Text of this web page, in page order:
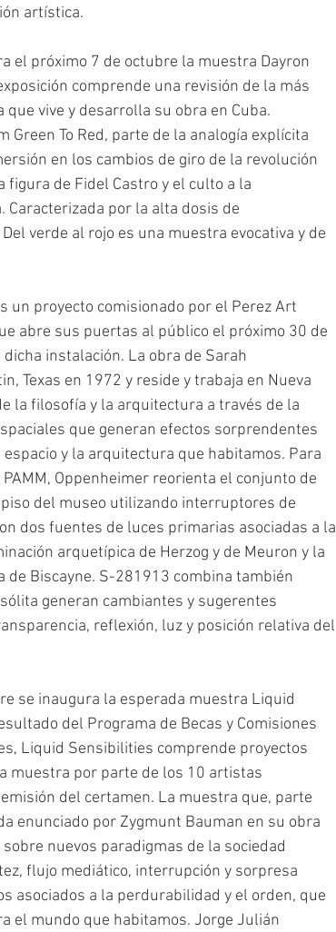
artística.
el próximo 7 de octubre la muestra Dayron
comprende una revisión de la más
vive y desarrolla su obra en Cuba.
Green To Red, parte de la analogía explícita
en los cambios de giro de la revolución
de Fidel Castro y el culto a la
Caracterizada por la alta dosis de
verde al rojo es una muestra evocativa y de
un proyecto comisionado por el Perez Art
abre sus puertas al público el próximo 30 de
instalación. La obra de Sarah
Texas en 1972 y reside y trabaja en Nueva
la filosofía y la arquitectura a través de la
que generan efectos sorprendentes
y la arquitectura que habitamos. Para
Oppenheimer reorienta el conjunto de
del museo utilizando interruptores de
dos fuentes de luces primarias asociadas a la
arquetípica de Herzog y de Meuron y la
de Biscayne. S-281913 combina también
generan cambiantes y sugerentes
reflexión, luz y posición relativa del
se inaugura la esperada muestra Liquid
del Programa de Becas y Comisiones
Liquid Sensibilities comprende proyectos
muestra por parte de los 10 artistas
del certamen. La muestra que, parte
enunciado por Zygmunt Bauman en su obra
nuevos paradigmas de la sociedad
flujo mediático, interrupción y sorpresa
asociados a la perdurabilidad y el orden, que
el mundo que habitamos. Jorge Julián